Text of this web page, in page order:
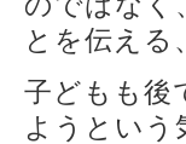
とを伝える
子どもも後
ようという